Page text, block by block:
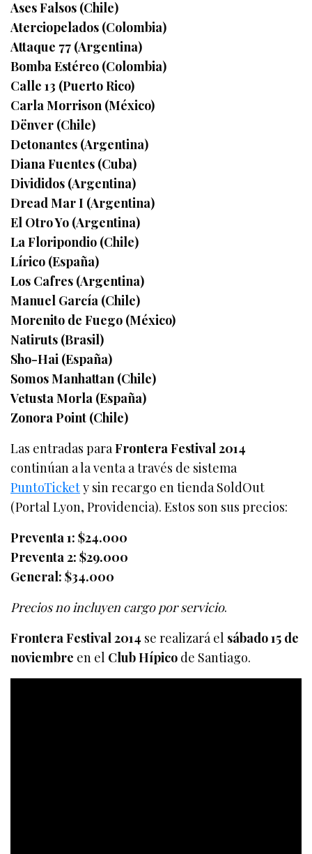
Ases Falsos (Chile)
Aterciopelados (Colombia)
Attaque 77 (Argentina)
Bomba Estéreo (Colombia)
Calle 13 (Puerto Rico)
Carla Morrison (México)
Dënver (Chile)
Detonantes (Argentina)
Diana Fuentes (Cuba)
Divididos (Argentina)
Dread Mar I (Argentina)
El Otro Yo (Argentina)
La Floripondio (Chile)
Lírico (España)
Los Cafres (Argentina)
Manuel García (Chile)
Morenito de Fuego (México)
Natiruts (Brasil)
Sho-Hai (España)
Somos Manhattan (Chile)
Vetusta Morla (España)
Zonora Point (Chile)
Las entradas paraFrontera Festival 2014
continúan a la venta a través de sistema
PuntoTickety sin recargo en tienda SoldOut
(Portal Lyon, Providencia). Estos son sus precios:
Preventa 1: $24.000
Preventa 2: $29.000
General: $34.000
Precios no incluyen cargo por servicio.
Frontera Festival 2014 se realizará el sábado 15 de
noviembre en el Club Hípico de Santiago.